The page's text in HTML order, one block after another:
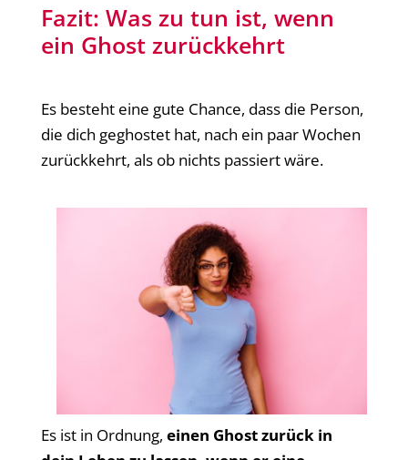
Fazit: Was zu tun ist, wenn
ein Ghost zurückkehrt
Es besteht eine gute Chance, dass die Person,
die dich geghostet hat, nach ein paar Wochen
zurückkehrt, als ob nichts passiert wäre.
Es ist in Ordnung, einen Ghost zurück in